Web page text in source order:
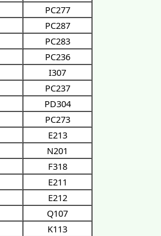
PC277
PC287
PC283
PC236
I307
PC237
PD304
PC273
E213
N201
F318
E211
E212
Q107
K113